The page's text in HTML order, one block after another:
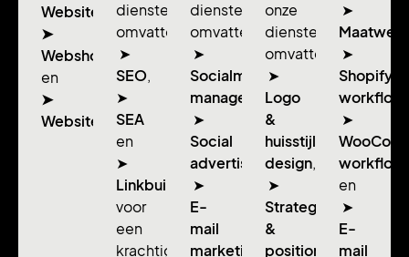
Websitebouw,
➤
Webshopdesign
en
➤
Websitebeheer.
diensten
omvatten
➤
SEO,
➤
SEA
en
➤
Linkbuilding
voor
een
krachtigere
diensten
omvatten
➤
Socialmedia
management,
➤
Social
advertising,
➤
E-
mail
marketing
onze
diensten
omvatten
➤
Logo
&
huisstijl
design,
➤
Strategie
&
positionering,
➤
➤
Shopify
➤
en
➤
E-
mail